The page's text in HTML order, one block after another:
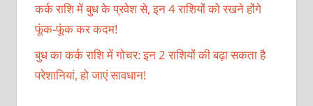
कर्क राशि में बुध के प्रवेश से, इन 4 राशियों को रखने होंगे
फूंक-फूंक कर कदम!
बुध का कर्क राशि में गोचर: इन 2 राशियों की बढ़ा सकता है
परेशानियां, हो जाएं सावधान!